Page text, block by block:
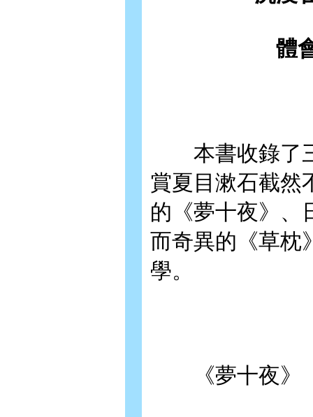
體
本書收錄了三
賞夏目漱石截然
的《夢十夜》、
而奇異的《草枕
學。
《夢十夜》